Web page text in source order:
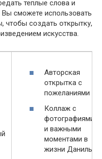
теплые слова и
сможете использовать
чтобы создать открытку,
искусства.
Авторская
открытка с
пожеланиями
Коллаж с
фотографиями
и важными
моментами в
жизни Данилы